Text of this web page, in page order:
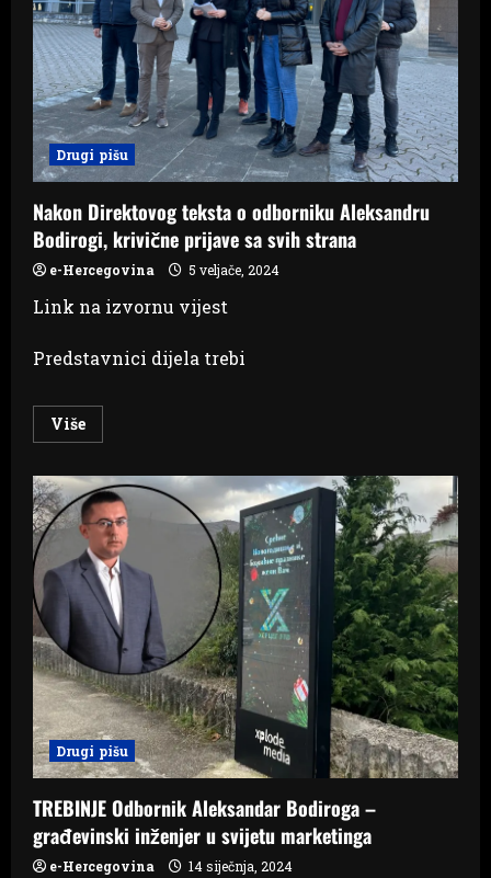
Drugi pišu
Nakon Direktovog teksta o odborniku Aleksandru
Bodirogi, krivične prijave sa svih strana
e-Hercegovina 5 veljače, 2024
Link na izvornu vijest
Predstavnici dijela trebi
VišeRead
more
Direktovog
teksta
o
odborniku
Aleksandru
Bodirogi,
krivične
prijave
sa
svih
strana
Drugi pišu
TREBINJE Odbornik Aleksandar Bodiroga –
građevinski inženjer u svijetu marketinga
e-Hercegovina 14 siječnja, 2024